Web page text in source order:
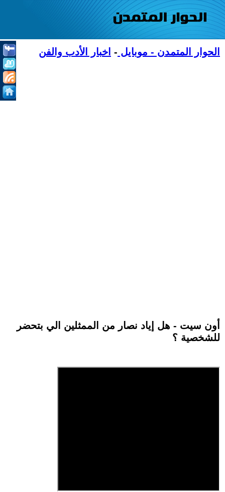
الحوار المتمدن - موبايل - اخبار الأدب والفن
أون سيت - هل إياد نصار من الممثلين الي بتحضر
للشخصية ؟